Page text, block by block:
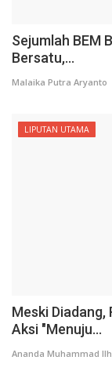
Sejumlah BEM
Bersatu,...
Malaika Putra Aryanto
LIPUTAN UTAMA
Meski
Aksi "Menuju...
Ananda Muhammad